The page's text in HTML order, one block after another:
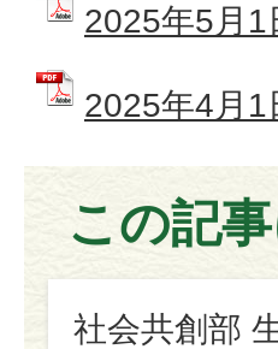
2025年5月
2025年4月
この記
社会共創部